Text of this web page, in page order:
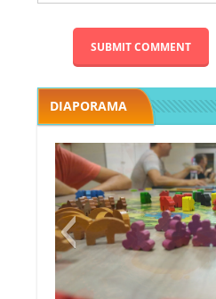
DIAPORAMA